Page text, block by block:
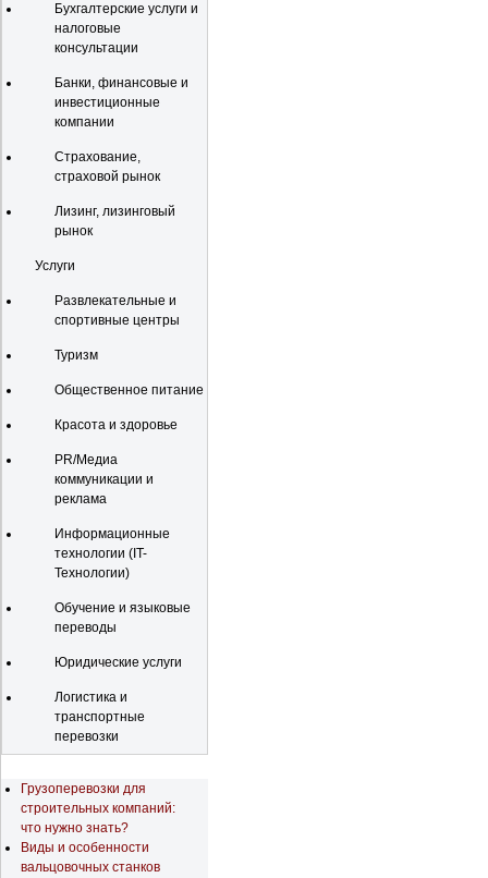
Бухгалтерские услуги и
налоговые
консультации
Банки, финансовые и
инвестиционные
компании
Страхование,
страховой рынок
Лизинг, лизинговый
рынок
Услуги
Развлекательные и
спортивные центры
Туризм
Общественное питание
Красота и здоровье
PR/Медиа
коммуникации и
реклама
Информационные
технологии (IT-
Технологии)
Обучение и языковые
переводы
Юридические услуги
Логистика и
транспортные
перевозки
Грузоперевозки для
строительных компаний:
что нужно знать?
Виды и особенности
вальцовочных станков